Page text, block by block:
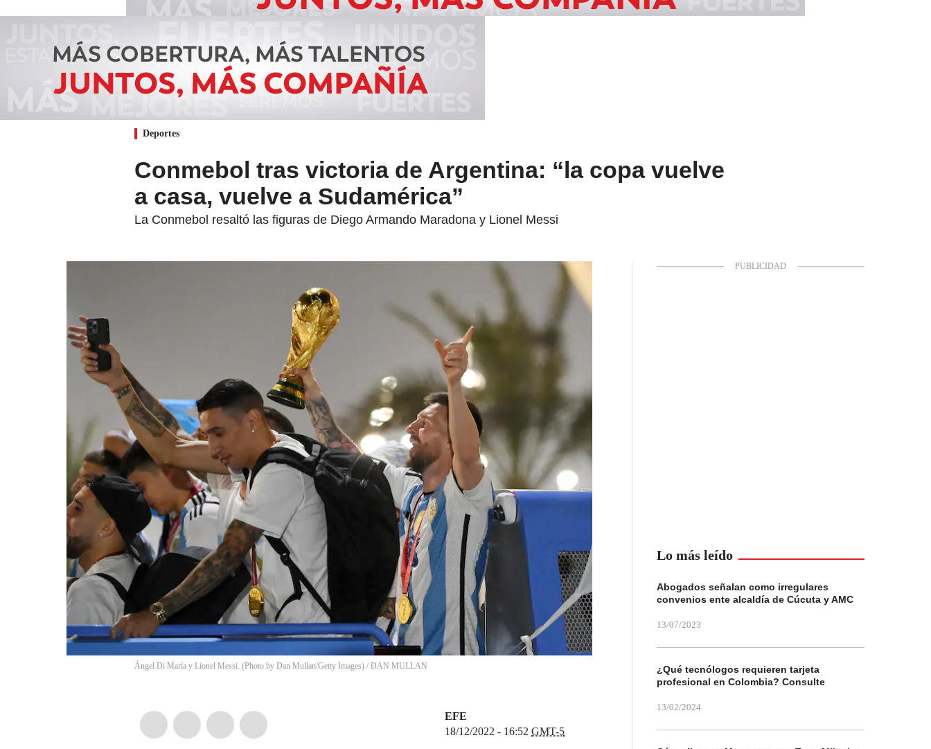
Deportes
Conmebol tras victoria de Argentina: “la copa vuelve
a casa, vuelve a Sudamérica”
La Conmebol resaltó las figuras de Diego Armando Maradona y Lionel Messi
Ángel Di María y Lionel Messi. (Photo by Dan Mullan/Getty Images) / DAN MULLAN
EFE
18/12/2022 - 16:52 GMT-5
Lo más leído
Abogados señalan como irregulares
convenios ente alcaldía de Cúcuta y AMC
13/07/2023
¿Qué tecnólogos requieren tarjeta
profesional en Colombia? Consulte
13/02/2024